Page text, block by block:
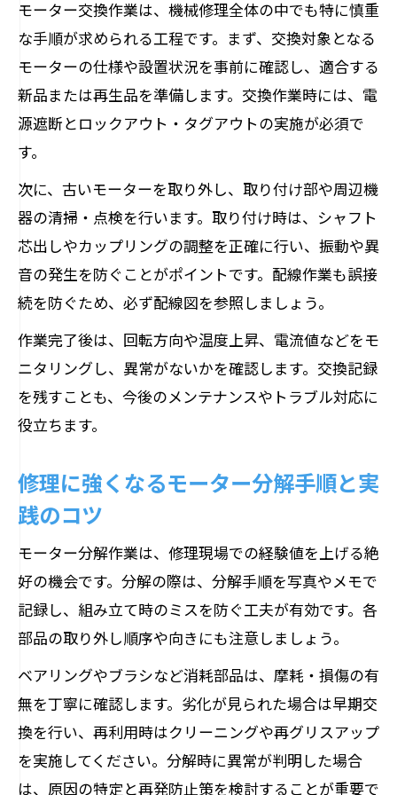
モーター交換作業は、機械修理全体の中でも特に慎重
な手順が求められる工程です。まず、交換対象となる
モーターの仕様や設置状況を事前に確認し、適合する
新品または再生品を準備します。交換作業時には、電
源遮断とロックアウト・タグアウトの実施が必須で
す。
次に、古いモーターを取り外し、取り付け部や周辺機
器の清掃・点検を行います。取り付け時は、シャフト
芯出しやカップリングの調整を正確に行い、振動や異
音の発生を防ぐことがポイントです。配線作業も誤接
続を防ぐため、必ず配線図を参照しましょう。
作業完了後は、回転方向や温度上昇、電流値などをモ
ニタリングし、異常がないかを確認します。交換記録
を残すことも、今後のメンテナンスやトラブル対応に
役立ちます。
修理に強くなるモーター分解手順と実
践のコツ
モーター分解作業は、修理現場での経験値を上げる絶
好の機会です。分解の際は、分解手順を写真やメモで
記録し、組み立て時のミスを防ぐ工夫が有効です。各
部品の取り外し順序や向きにも注意しましょう。
ベアリングやブラシなど消耗部品は、摩耗・損傷の有
無を丁寧に確認します。劣化が見られた場合は早期交
換を行い、再利用時はクリーニングや再グリスアップ
を実施してください。分解時に異常が判明した場合
は、原因の特定と再発防止策を検討することが重要で